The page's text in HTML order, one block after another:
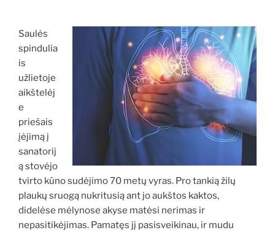
Saulės
spindulia
is
užlietoje
aikštelėj
e
priešais
įėjimą į
sanatorij
ą stovėjo
tvirto kūno sudėjimo 70 metų vyras. Pro tankią žilų
plaukų sruogą nukritusią ant jo aukštos kaktos,
didelėse mėlynose akyse matėsi nerimas ir
nepasitikėjimas. Pamatęs jį pasisveikinau, ir mudu